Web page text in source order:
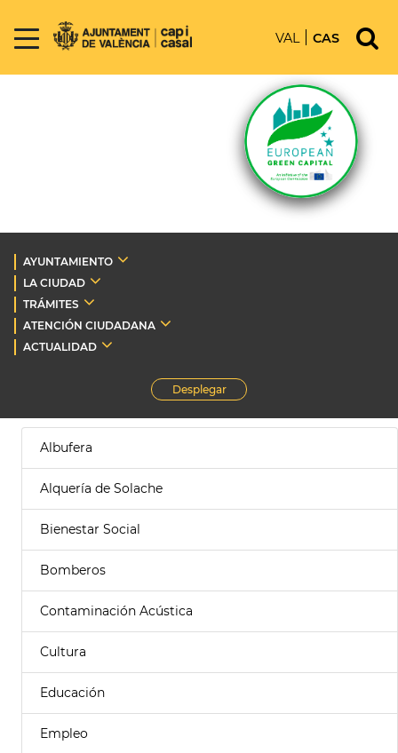
VAL CAS
AYUNTAMIENTO
LA CIUDAD
TRÁMITES
ATENCIÓN CIUDADANA
ACTUALIDAD
Desplegar
Albufera
Alquería de Solache
Bienestar Social
Bomberos
Contaminación Acústica
Cultura
Educación
Empleo